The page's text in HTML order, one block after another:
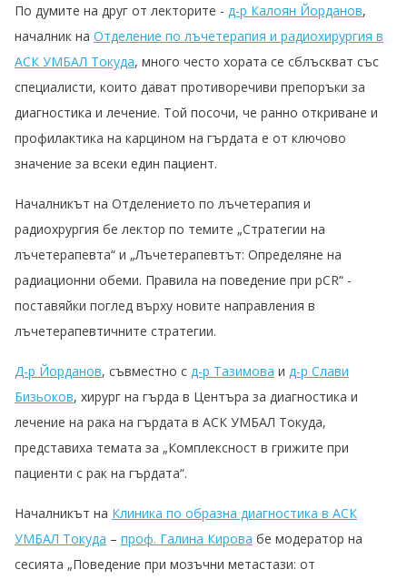
По думите на друг от лекторите - д-р Калоян Йорданов,
началник на Отделение по лъчетерапия и радиохирургия в
АСК УМБАЛ Токуда, много често хората се сблъскват със
специалисти, които дават противоречиви препоръки за
диагностика и лечение. Той посочи, че ранно откриване и
профилактика на карцином на гърдата е от ключово
значение за всеки един пациент.
Началникът на Отделението по лъчетерапия и
радиохрургия бе лектор по темите „Стратегии на
лъчетерапевта“ и „Лъчетерапевтът: Определяне на
радиационни обеми. Правила на поведение при pCR“ -
поставяйки поглед върху новите направления в
лъчетерапевтичните стратегии.
Д-р Йорданов, съвместно с д-р Тазимова и д-р Слави
Бизьоков, хирург на гърда в Центъра за диагностика и
лечение на рака на гърдата в АСК УМБАЛ Токуда,
представиха темата за „Комплексност в грижите при
пациенти с рак на гърдата“.
Началникът на Клиника по образна диагностика в АСК
УМБАЛ Токуда – проф. Галина Кирова бе модератор на
сесията „Поведение при мозъчни метастази: от